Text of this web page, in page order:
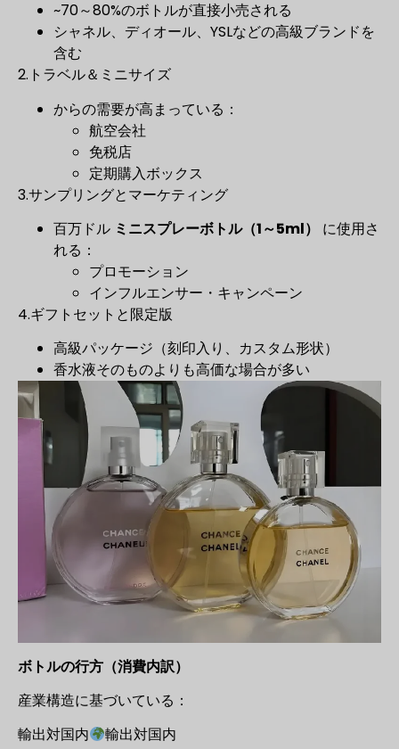
~70～80%のボトルが直接小売される
シャネル、ディオール、YSLなどの高級ブランドを
含む
2.トラベル＆ミニサイズ
からの需要が高まっている：
航空会社
免税店
定期購入ボックス
3.サンプリングとマーケティング
百万ドル ミニスプレーボトル（1～5ml）
に使用さ
れる：
プロモーション
インフルエンサー・キャンペーン
4.ギフトセットと限定版
高級パッケージ（刻印入り、カスタム形状）
香水液そのものよりも高価な場合が多い
ボトルの行方（消費内訳）
産業構造に基づいている：
輸出対国内
輸出対国内